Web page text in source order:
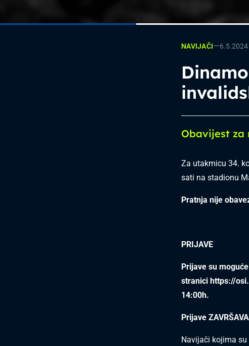
NAVIJAČI—6.5.2024
Obavijest za
Za utakmicu 34.
sati na stadionu
Pratnja nije
PRIJAVE
Prijave su
stranici https://
14:00h.
Prijave
Navijači kojima